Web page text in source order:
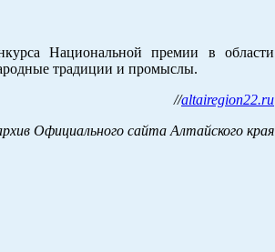
Национальной премии в области
традиции и промыслы.
//altairegion22.ru
Официального сайта Алтайского края